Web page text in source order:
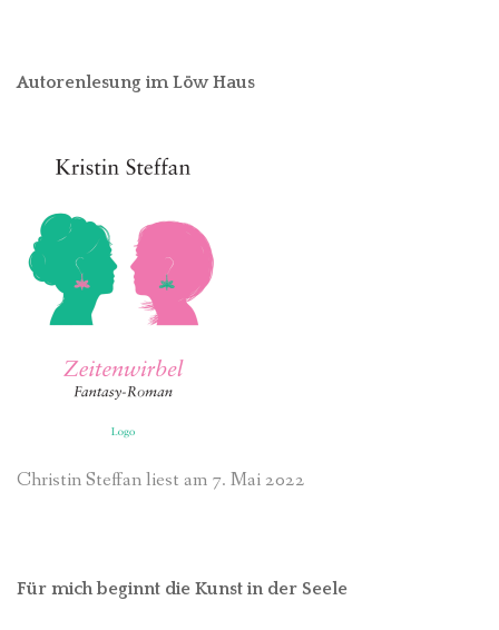
Autorenlesung im Löw Haus
Christin Steffan liest am 7. Mai 2022
Für mich beginnt die Kunst in der Seele